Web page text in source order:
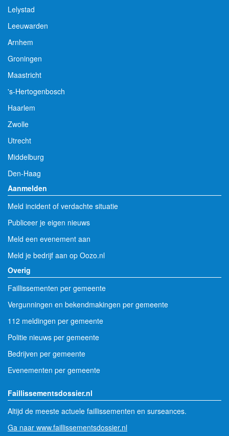
Lelystad
Leeuwarden
Arnhem
Groningen
Maastricht
's-Hertogenbosch
Haarlem
Zwolle
Utrecht
Middelburg
Den-Haag
Aanmelden
Meld incident of verdachte situatie
Publiceer je eigen nieuws
Meld een evenement aan
Meld je bedrijf aan op Oozo.nl
Overig
Faillissementen per gemeente
Vergunningen en bekendmakingen per gemeente
112 meldingen per gemeente
Politie nieuws per gemeente
Bedrijven per gemeente
Evenementen per gemeente
Faillissementsdossier.nl
Altijd de meeste actuele faillissementen en surseances.
Ga naar www.faillissementsdossier.nl